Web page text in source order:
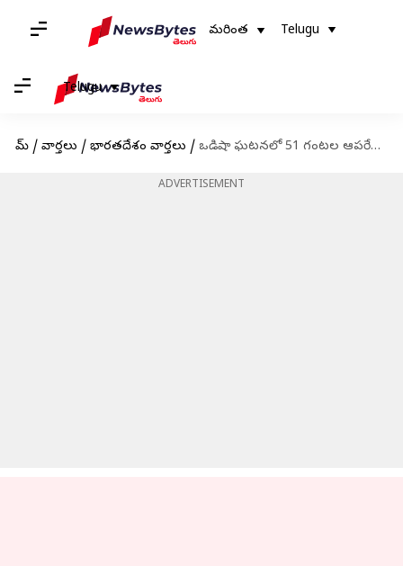
మరింత Telugu
Telugu
హోమ్ / వార్తలు / భారతదేశం వార్తలు / ఒడిషా ఘటనలో 51 గంటల ఆపరేషన్.. స్వయంగా నడిపించిన రైల్వే మంత్రి
ADVERTISEMENT